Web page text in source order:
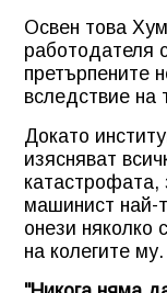
Освен това
работодателя
претърпените
вследствие на
Докато
изясняват
катастрофата,
машинист най-
онези няколко
на колегите му.